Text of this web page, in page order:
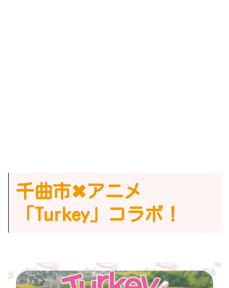
千曲市✖︎アニメ
「Turkey」コラボ！